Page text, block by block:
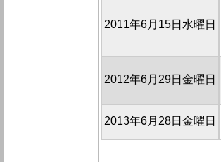
2011年6月15日水曜日
2012年6月29日金曜日
2013年6月28日金曜日